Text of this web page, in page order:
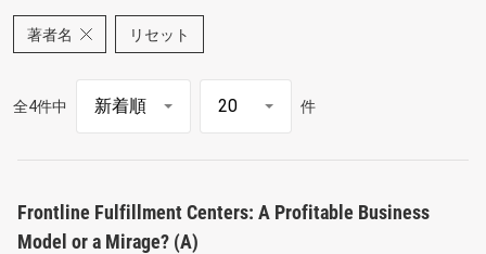
著者名 リセット
全4件中 件
Frontline Fulfillment Centers: A Profitable Business
Model or a Mirage? (A)